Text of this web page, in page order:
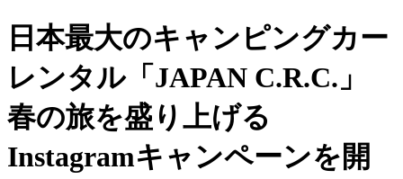
日本最大のキャンピングカー
レンタル「JAPAN C.R.C.」
春の旅を盛り上げる
Instagramキャンペーンを開